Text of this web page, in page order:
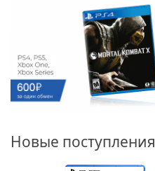
Новые поступления